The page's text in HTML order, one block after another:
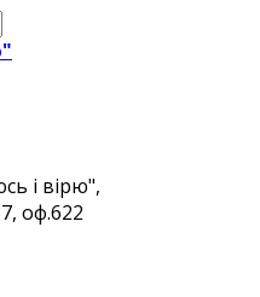
і вірю",
оф.622